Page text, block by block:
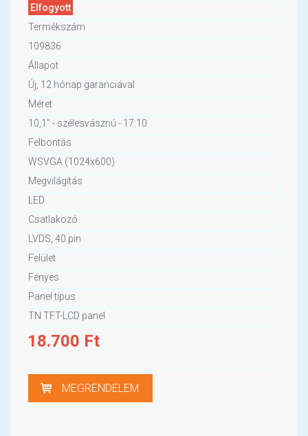
Elfogyott
Termékszám
109836
Állapot
Új, 12 hónap garanciával
Méret
10,1" - szélesvásznú - 17:10
Felbontás
WSVGA (1024x600)
Megvilágítás
LED
Csatlakozó
LVDS, 40 pin
Felület
Fényes
Panel típus
TN TFT-LCD panel
18.700 Ft
MEGRENDELEM